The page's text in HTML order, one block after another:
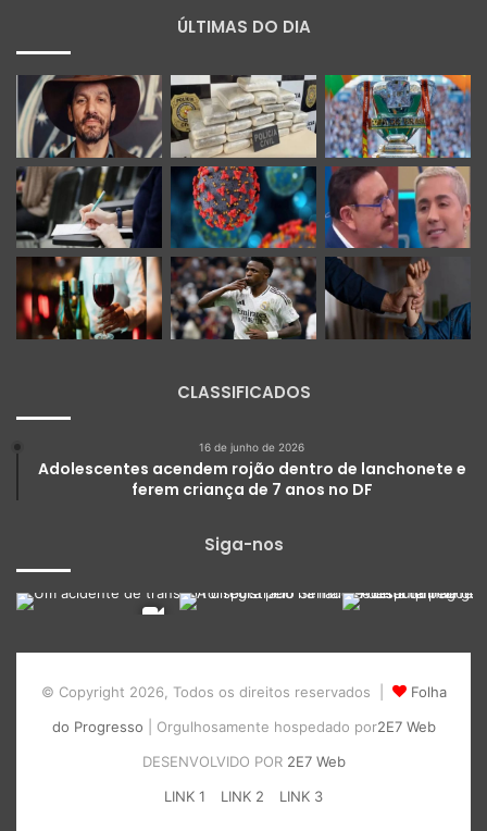
ÚLTIMAS DO DIA
CLASSIFICADOS
16 de junho de 2026
Adolescentes acendem rojão dentro de lanchonete e
ferem criança de 7 anos no DF
Siga-nos
© Copyright 2026, Todos os direitos reservados |
Folha
do Progresso | Orgulhosamente hospedado por2E7 Web
DESENVOLVIDO POR 2E7 Web
LINK 1
LINK 2 LINK 3